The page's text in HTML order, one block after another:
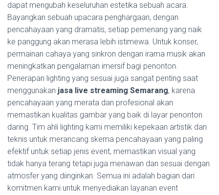
dapat mengubah keseluruhan estetika sebuah acara.
Bayangkan sebuah upacara penghargaan, dengan
pencahayaan yang dramatis, setiap pemenang yang naik
ke panggung akan merasa lebih istimewa. Untuk konser,
permainan cahaya yang sinkron dengan irama musik akan
meningkatkan pengalaman imersif bagi penonton.
Penerapan lighting yang sesuai juga sangat penting saat
menggunakan jasa live streaming Semarang, karena
pencahayaan yang merata dan profesional akan
memastikan kualitas gambar yang baik di layar penonton
daring. Tim ahli lighting kami memiliki kepekaan artistik dan
teknis untuk merancang skema pencahayaan yang paling
efektif untuk setiap jenis event, memastikan visual yang
tidak hanya terang tetapi juga menawan dan sesuai dengan
atmosfer yang diinginkan. Semua ini adalah bagian dari
komitmen kami untuk menyediakan layanan event